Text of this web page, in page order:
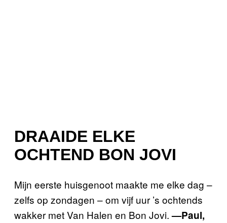
DRAAIDE ELKE
OCHTEND BON JOVI
Mijn eerste huisgenoot maakte me elke dag –
zelfs op zondagen – om vijf uur ’s ochtends
wakker met Van Halen en Bon Jovi.—Paul,